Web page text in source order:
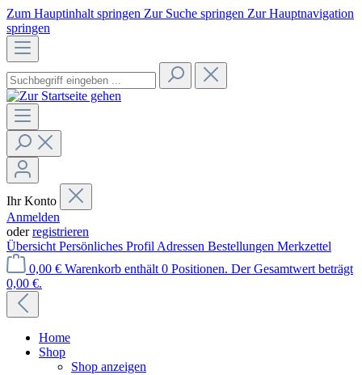
Zum Hauptinhalt springen Zur Suche springen Zur Hauptnavigation
springen
Ihr Konto
Anmelden
oderregistrieren
Übersicht Persönliches Profil Adressen Bestellungen Merkzettel
0,00 € Warenkorb enthält 0 Positionen. Der Gesamtwert beträgt
0,00 €.
Home
Shop
Shop anzeigen